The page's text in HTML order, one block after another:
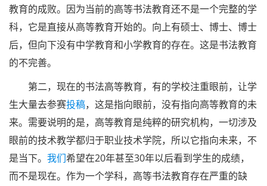
教育的成败。因为当前的高等书法教育还不是一个完整的学
科，它是直接从高等教育开始的。向上有硕士、博士、博士
后，但向下没有中学教育和小学教育的存在。这是书法教育
的不完善。
第二，现在的书法高等教育，有的学校注重眼前，让学
生大量去参赛投稿，这是指向眼前，没有指向高等教育的未
来。需要说明的是，高等教育是纯粹的研究机构，一切涉及
眼前的技术教学都归于职业技术学院，所以它指向未来，不
是当下。 我们希望在20年甚至30年以后看到学生的成绩，
而不是现在。作为一个学科，高等书法教育存在严重的缺